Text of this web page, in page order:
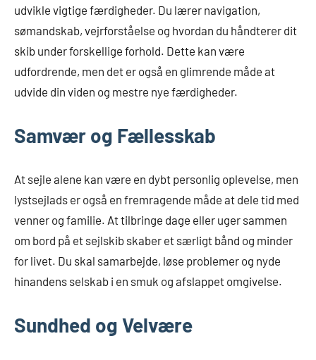
udvikle vigtige færdigheder. Du lærer navigation,
sømandskab, vejrforståelse og hvordan du håndterer dit
skib under forskellige forhold. Dette kan være
udfordrende, men det er også en glimrende måde at
udvide din viden og mestre nye færdigheder.
Samvær og Fællesskab
At sejle alene kan være en dybt personlig oplevelse, men
lystsejlads er også en fremragende måde at dele tid med
venner og familie. At tilbringe dage eller uger sammen
om bord på et sejlskib skaber et særligt bånd og minder
for livet. Du skal samarbejde, løse problemer og nyde
hinandens selskab i en smuk og afslappet omgivelse.
Sundhed og Velvære